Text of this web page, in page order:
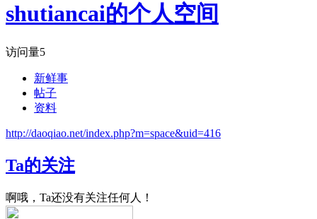
shutiancai的个人空间
访问量5
新鲜事
帖子
资料
http://daoqiao.net/index.php?m=space&uid=416
Ta的关注
啊哦，Ta还没有关注任何人！